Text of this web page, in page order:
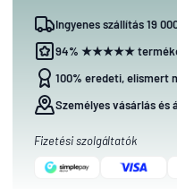
Ingyenes szállítás 19
94% ★★★★★
100% eredeti, elismert
Személyes vásárlás
Fizetési szolgáltatók